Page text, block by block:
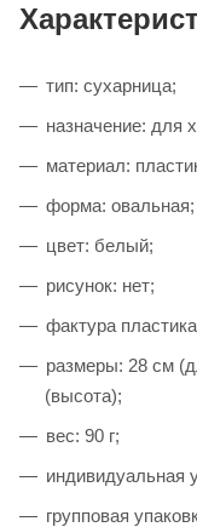
тип: сухарница;
назначение: для
материал:
форма: овальная;
цвет: белый;
рисунок: нет;
фактура
размеры: 28 см
(высота);
вес: 90 г;
индивидуальная
групповая